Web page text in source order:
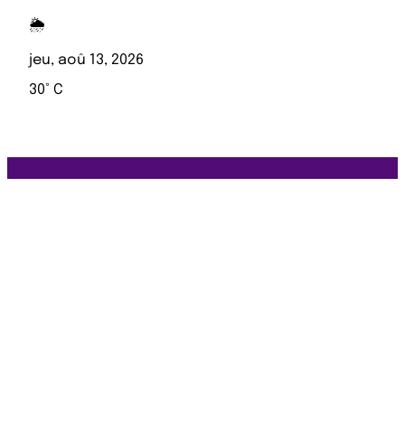
🌦️
jeu, aoû 13, 2026
30° C